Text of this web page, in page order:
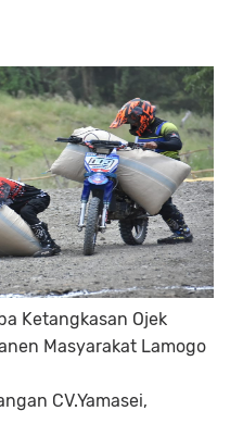
Ketangkasan Ojek
Masyarakat Lamogo
CV.Yamasei,